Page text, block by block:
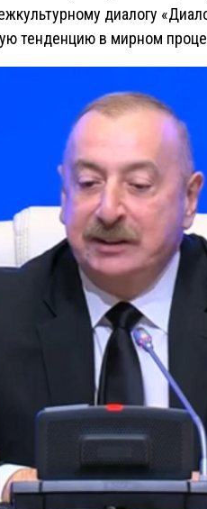
диалогу
тенденцию в мирном